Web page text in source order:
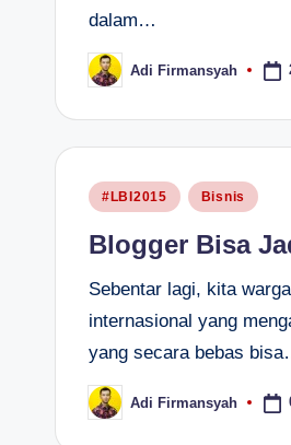
dalam…
Posted
by
Adi Firmansyah
Posted
#LBI2015 Bisnis
Blogger Bisa
Sebentar lagi, kita
internasional yang
yang secara bebas
Posted
by
Adi Firmansyah